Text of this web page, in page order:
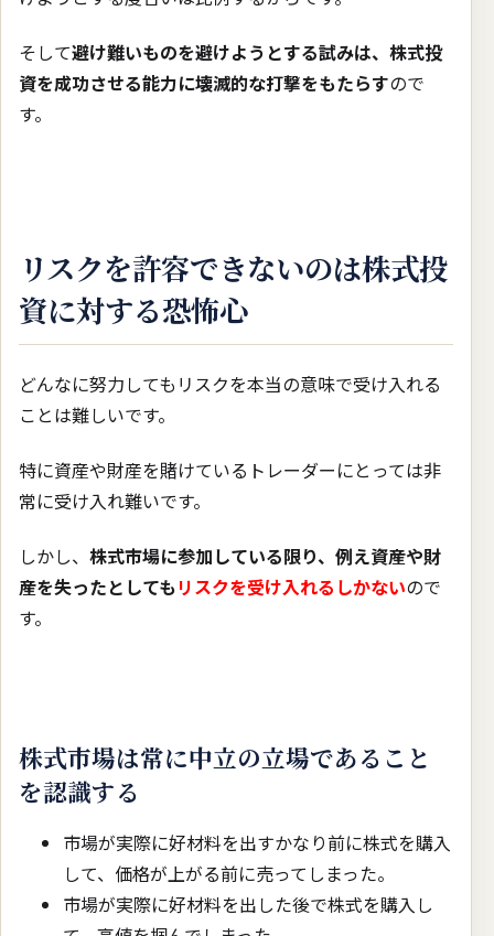
そして避け難いものを避けようとする試みは、株式投
資を成功させる能力に壊滅的な打撃をもたらすので
す。
リスクを許容できないのは株式投
資に対する恐怖心
どんなに努力してもリスクを本当の意味で受け入れる
ことは難しいです。
特に資産や財産を賭けているトレーダーにとっては非
常に受け入れ難いです。
しかし、 株式市場に参加している限り、例え資産や財
産を失ったとしてもリスクを受け入れるしかないので
す。
株式市場は常に中立の立場であること
を認識する
市場が実際に好材料を出すかなり前に株式を購入
して、価格が上がる前に売ってしまった。
市場が実際に好材料を出した後で株式を購入し